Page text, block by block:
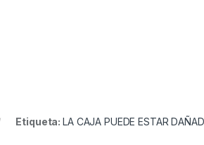
Etiqueta:LA CAJA PUEDE ESTAR